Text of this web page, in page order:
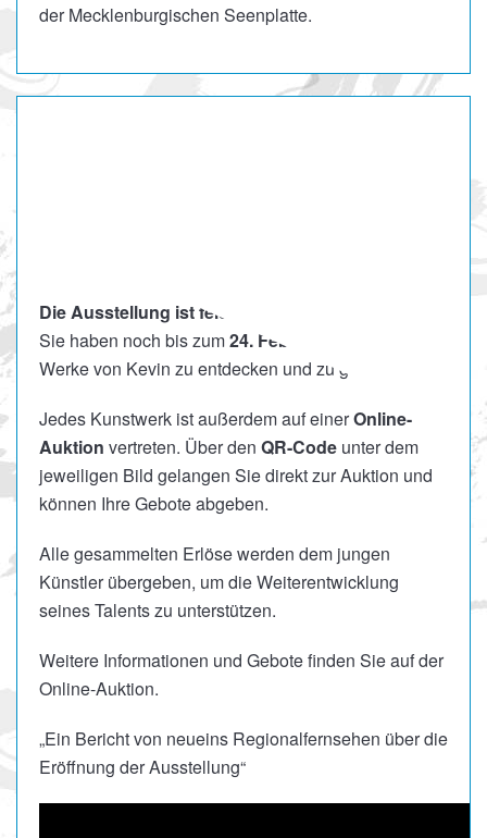
der Mecklenburgischen Seenplatte.
Die Ausstellung ist feierlich eröffnet!
Sie haben noch bis zum24. Februar 2026
Werke von Kevin zu entdecken und zu genießen.
Jedes Kunstwerk ist außerdem auf einerOnline-
Auktion vertreten. Über den QR-Code unter dem
jeweiligen Bild gelangen Sie direkt zur Auktion und
können Ihre Gebote abgeben.
Alle gesammelten Erlöse werden dem jungen
Künstler übergeben, um die Weiterentwicklung
seines Talents zu unterstützen.
Weitere Informationen und Gebote finden Sie auf der
Online-Auktion.
„Ein Bericht von neueins Regionalfernsehen über die
Eröffnung der Ausstellung“